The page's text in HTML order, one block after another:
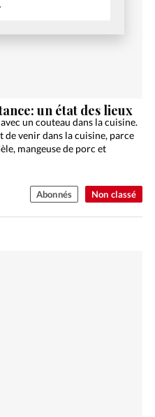
Non classé
un état des lieux
un couteau dans la cuisine.
de venir dans la cuisine, parce
mangeuse de porc et
Abonnés